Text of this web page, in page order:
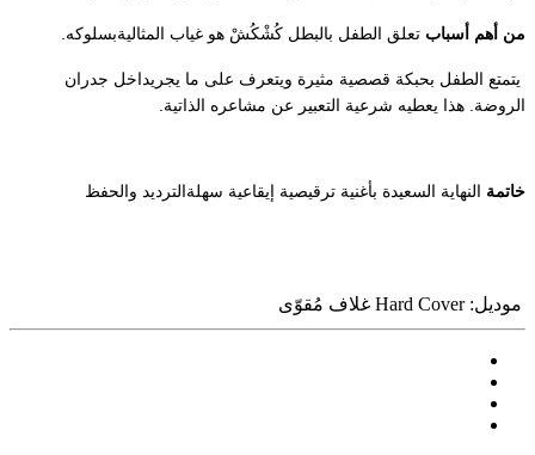
من أهم أسباب تعلق الطفل بالبطل كُشْكُشْ هو غياب المثاليةبسلوكه.
يتمتع الطفل بحبكة قصصية مثيرة ويتعرف على ما يجريداخل جدران
الروضة. هذا يعطيه شرعية التعبير عن مشاعره الذاتية.
خاتمة النهاية السعيدة بأغنية ترقيصية إيقاعية سهلةالترديد والحفظ
موديل: Hard Cover غلاف مُقوّى